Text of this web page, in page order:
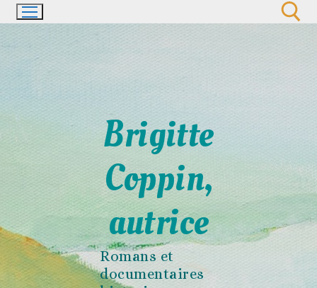
Aller
au
Brigitte
Coppin,
autrice
Romans et
documentaires